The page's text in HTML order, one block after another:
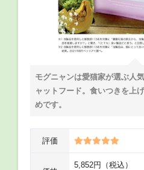
モグニャンは愛猫家が選ぶ人
ャットフード。食いつきを上
めです。
評価
5,852円（税込）